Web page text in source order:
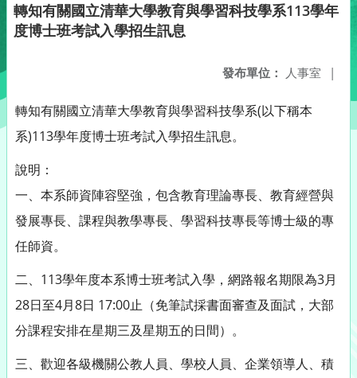
轉知有關國立清華大學教育與學習科技學系113學年
度博士班考試入學招生訊息
發布單位： 人事室 |
轉知有關國立清華大學教育與學習科技學系(以下稱本
系)113學年度博士班考試入學招生訊息。
說明：
一、本系師資陣容堅強，包含教育理論專長、教育經營與
發展專長、課程與教學專長、學習科技專長等博士級的專
任師資。
二、113學年度本系博士班考試入學，網路報名期限為3月
28日至4月8日 17:00止（免筆試採書面審查及面試，大部
分課程安排在星期三及星期五的日間）。
三、歡迎各級機關公教人員、學校人員、企業領導人、積